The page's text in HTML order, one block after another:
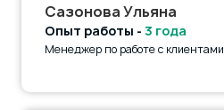
Сазонова Ульяна
Опыт работы - 3 года
Менеджер по работе с клиентами